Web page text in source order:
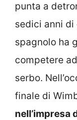
punta a
sedici anni
spagnolo ha
competere
serbo.
finale di
nell’impresa